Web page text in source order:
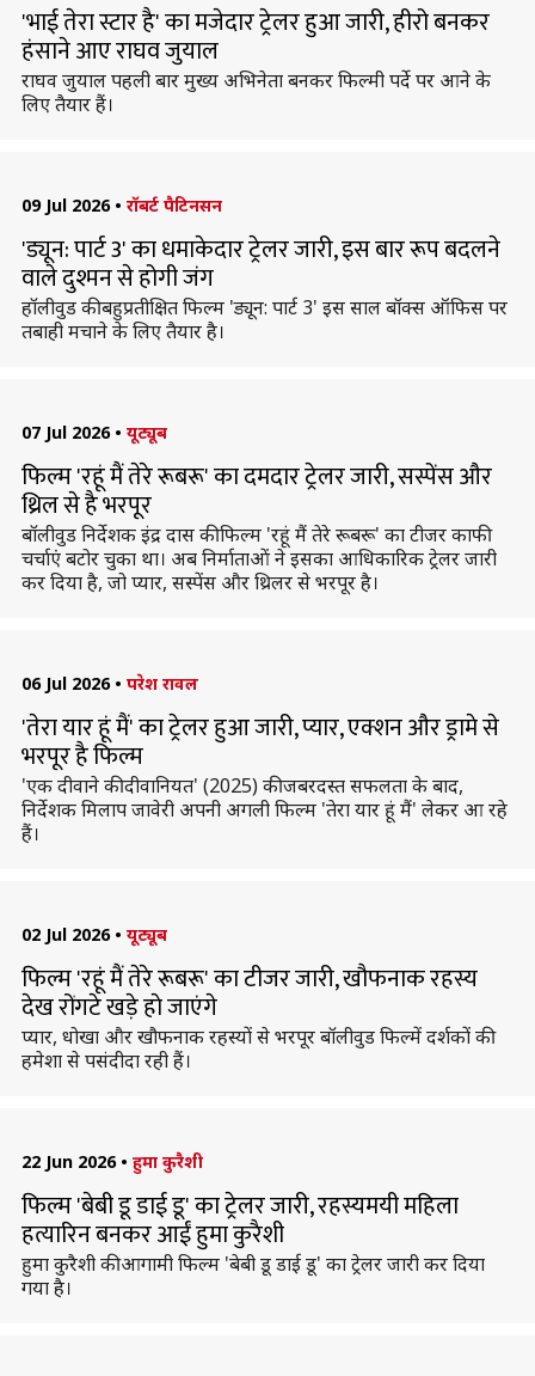
'भाई तेरा स्टार है' का मजेदार ट्रेलर हुआ जारी, हीरो बनकर
हंसाने आए राघव जुयाल
राघव जुयाल पहली बार मुख्य अभिनेता बनकर फिल्मी पर्दे पर आने के
लिए तैयार हैं।
09 Jul 2026 • रॉबर्ट पैटिनसन
'ड्यून: पार्ट 3' का धमाकेदार ट्रेलर जारी, इस बार रूप बदलने
वाले दुश्मन से होगी जंग
हॉलीवुड की बहुप्रतीक्षित फिल्म 'ड्यून: पार्ट 3' इस साल बॉक्स ऑफिस पर
तबाही मचाने के लिए तैयार है।
07 Jul 2026 • यूट्यूब
फिल्म 'रहूं मैं तेरे रूबरू' का दमदार ट्रेलर जारी, सस्पेंस और
थ्रिल से है भरपूर
बॉलीवुड निर्देशक इंद्र दास की फिल्म 'रहूं मैं तेरे रूबरू' का टीजर काफी
चर्चाएं बटोर चुका था। अब निर्माताओं ने इसका आधिकारिक ट्रेलर जारी
कर दिया है, जो प्यार, सस्पेंस और थ्रिलर से भरपूर है।
06 Jul 2026 • परेश रावल
'तेरा यार हूं मैं' का ट्रेलर हुआ जारी, प्यार, एक्शन और ड्रामे से
भरपूर है फिल्म
'एक दीवाने की दीवानियत' (2025) की जबरदस्त सफलता के बाद,
निर्देशक मिलाप जावेरी अपनी अगली फिल्म 'तेरा यार हूं मैं' लेकर आ रहे
हैं।
02 Jul 2026 • यूट्यूब
फिल्म 'रहूं मैं तेरे रूबरू' का टीजर जारी, खौफनाक रहस्य
देख रोंगटे खड़े हाे जाएंगे
प्यार, धोखा और खौफनाक रहस्यों से भरपूर बॉलीवुड फिल्में दर्शकों की
हमेशा से पसंदीदा रही हैं।
22 Jun 2026 • हुमा कुरैशी
फिल्म 'बेबी डू डाई डू' का ट्रेलर जारी, रहस्यमयी महिला
हत्यारिन बनकर आईं हुमा कुरैशी
हुमा कुरैशी की आगामी फिल्म 'बेबी डू डाई डू' का ट्रेलर जारी कर दिया
गया है।